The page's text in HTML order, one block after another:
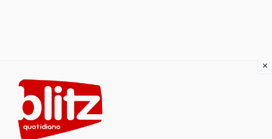
content
×